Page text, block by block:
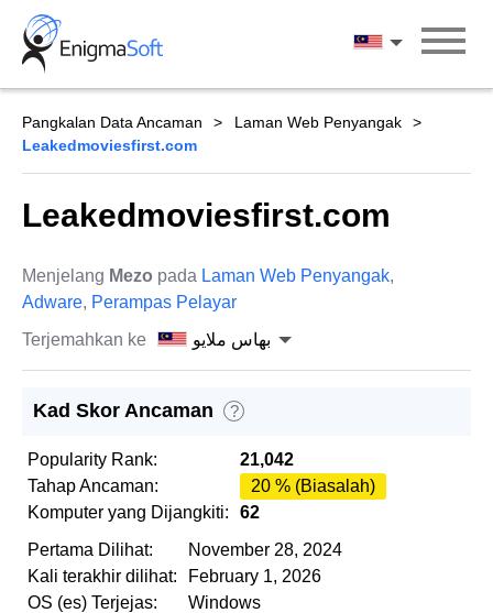
Skip
content
بهاس ملايو
Pangkalan Data Ancaman
Laman Web Penyangak
Leakedmoviesfirst.com
Leakedmoviesfirst.com
Menjelang Mezo pada Laman Web Penyangak,
Adware, Perampas Pelayar
Terjemahkan ke
بهاس ملايو
Kad Skor Ancaman ?
Popularity Rank:
21,042
Tahap Ancaman:
20 % (Biasalah)
Komputer yang Dijangkiti:
62
Pertama Dilihat:
November 28, 2024
Kali terakhir dilihat:
February 1, 2026
OS (es) Terjejas:
Windows